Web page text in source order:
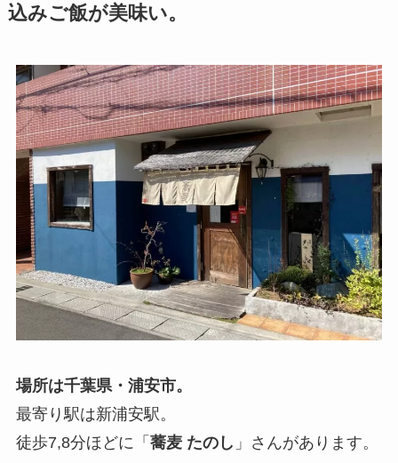
込みご飯が美味い。
場所は千葉県・浦安市。
最寄り駅は新浦安駅。
徒歩7,8分ほどに「 蕎麦 たのし 」さんがあります。